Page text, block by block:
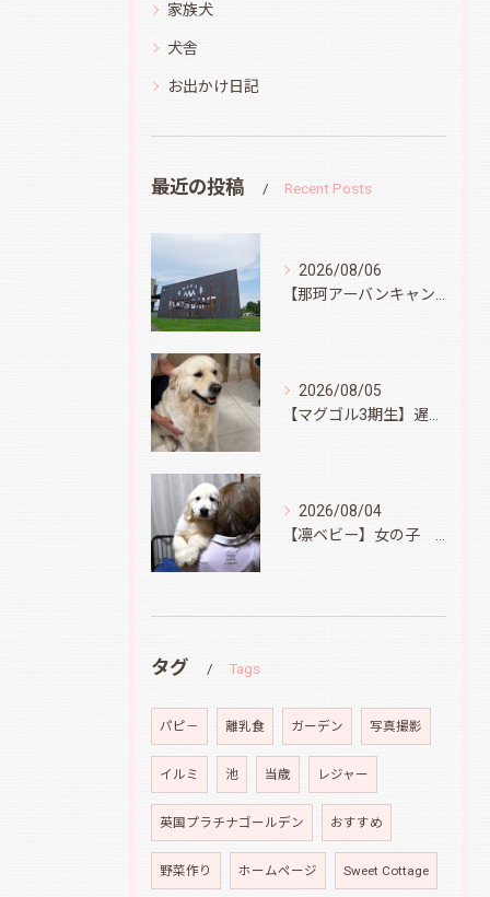
家族犬
犬舎
お出かけ日記
最近の投稿 Recent Posts
2026/08/06
2026/08/05
2026/08/04
タグ Tags
パピ－ 離乳食 ガーデン 写真撮影
イルミ 池 当歳 レジャー
英国プラチナゴールデン おすすめ
野菜作り ホームページ Sweet Cottage